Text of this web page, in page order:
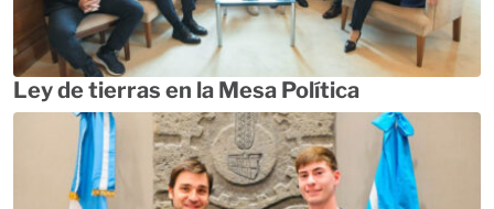
Ley de tierras en la Mesa Política